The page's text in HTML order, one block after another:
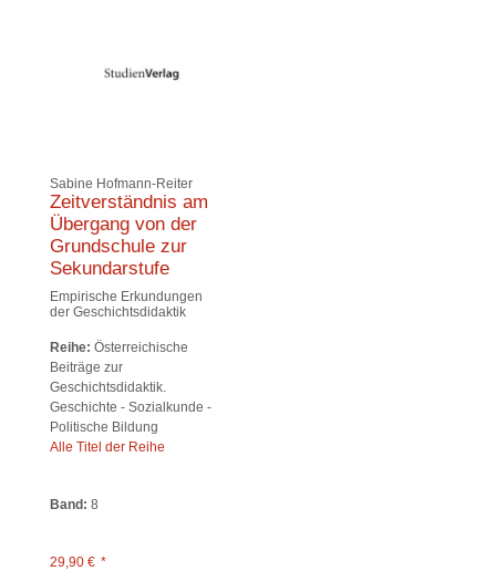
Sabine Hofmann-Reiter
Zeitverständnis am
Übergang von der
Grundschule zur
Sekundarstufe
Empirische Erkundungen
der Geschichtsdidaktik
Reihe: Österreichische
Beiträge zur
Geschichtsdidaktik.
Geschichte - Sozialkunde -
Politische Bildung
Alle Titel der Reihe
Band: 8
29,90 € *